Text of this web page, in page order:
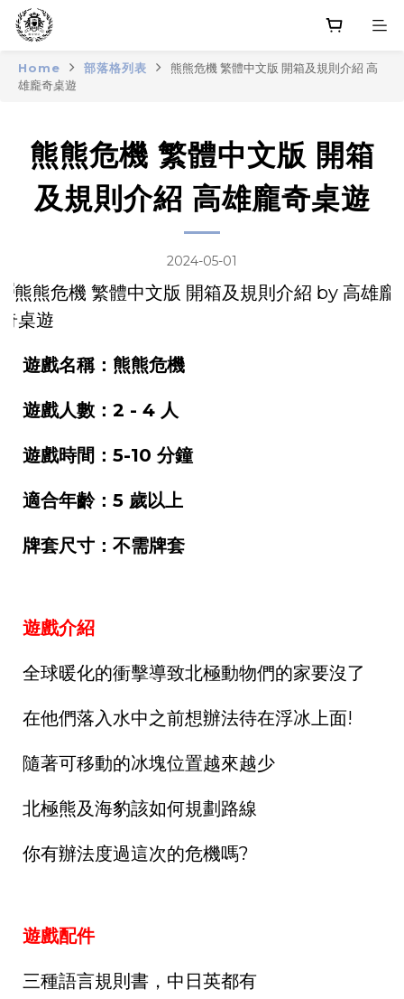
Home 部落格列表
熊熊危機 繁體中文版 開箱及規則介紹 高
雄龐奇桌遊
熊熊危機 繁體中文版 開箱
及規則介紹 高雄龐奇桌遊
2024-05-01
遊戲名稱：熊熊危機
遊戲人數：2 - 4 人
遊戲時間：5-10 分鐘
適合年齡：5 歲以上
牌套尺寸：不需牌套
遊戲介紹
全球暖化的衝擊導致北極動物們的家要沒了
在他們落入水中之前想辦法待在浮冰上面!
隨著可移動的冰塊位置越來越少
北極熊及海豹該如何規劃路線
你有辦法度過這次的危機嗎?
遊戲配件
三種語言規則書，中日英都有